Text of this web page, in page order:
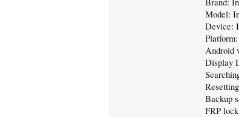
Model:
Device:
Android
Display
Backup
FRP